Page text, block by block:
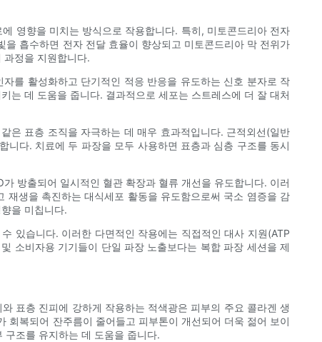
영향을 미치는 방식으로 작용합니다. 특히, 미토콘드리아 전자
흡수하면 전자 전달 효율이 향상되고 미토콘드리아 막 전위가
정을 지원합니다.
를 활성화하고 단기적인 적응 반응을 유도하는 신호 분자로 작
는 데 도움을 줍니다. 결과적으로 세포는 스트레스에 더 잘 대처
은 표층 조직을 자극하는 데 매우 효과적입니다. 근적외선(일반
다. 치료에 두 파장을 모두 사용하면 표층과 심층 구조를 동시
방출되어 일시적인 혈관 확장과 혈류 개선을 유도합니다. 이러
생을 촉진하는 대식세포 활동을 유도함으로써 국소 염증을 감
을 미칩니다.
있습니다. 이러한 다면적인 작용에는 직접적인 대사 지원(ATP
소비자용 기기들이 단일 파장 노출보다는 복합 파장 세션을 제
표층 진피에 강하게 작용하는 적색광은 피부의 주요 콜라겐 생
복되어 잔주름이 줄어들고 피부톤이 개선되어 더욱 젊어 보이
조를 유지하는 데 도움을 줍니다.